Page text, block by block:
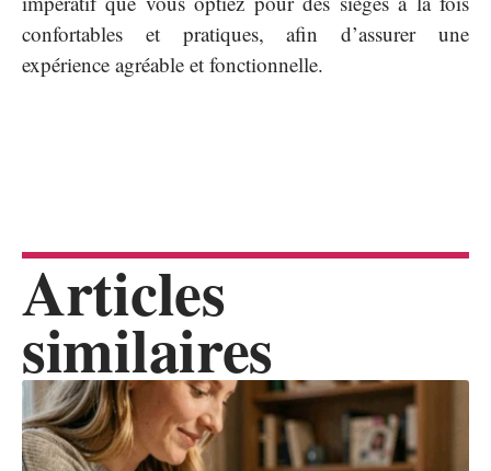
confortables et pratiques, afin d’assurer une
expérience agréable et fonctionnelle.
Articles
similaires